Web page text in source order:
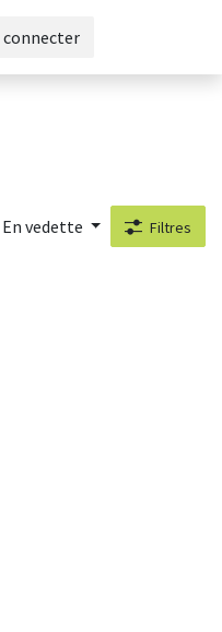
connecter
En vedette Filtres